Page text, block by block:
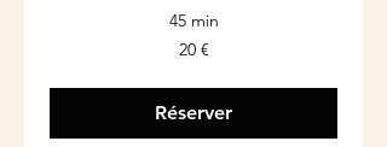
45 min
20 €
Réserver